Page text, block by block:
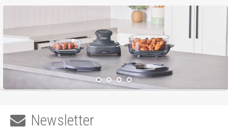
 Newsletter